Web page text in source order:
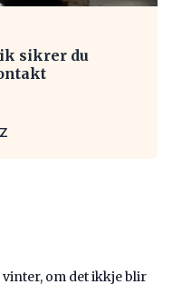
sikrer du
om det ikkje blir